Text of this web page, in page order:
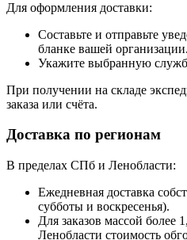
Для оформления доставки:
Составьте и отправьте
бланке вашей организации.
Укажите выбранную
При получении на складе
заказа или счёта.
Доставка по регионам
В пределах СПб и Ленобласти:
Ежедневная доставка
субботы и воскресенья).
Для заказов массой более
Ленобласти стоимость